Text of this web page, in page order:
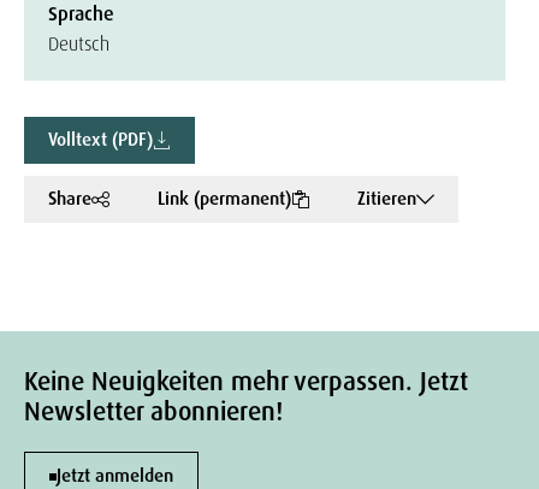
Sprache
Deutsch
Volltext (PDF)
Share Link (permanent) Zitieren
Keine Neuigkeiten mehr verpassen. Jetzt
Newsletter abonnieren!
Jetzt anmelden